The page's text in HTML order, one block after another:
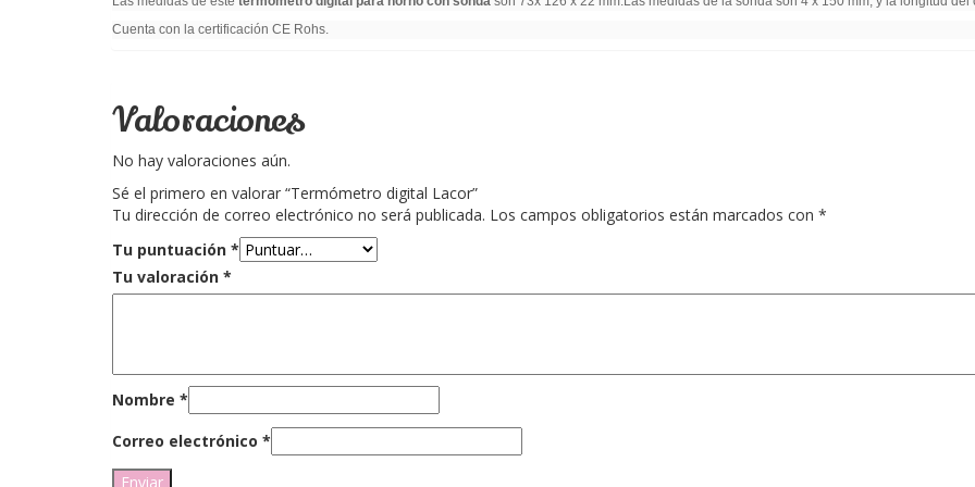
Cuenta con la certificación CE Rohs.
Valoraciones
No hay valoraciones aún.
Sé el primero en valorar “Termómetro digital Lacor”
Tu dirección de correo electrónico no será publicada. Los campos obligatorios están marcados con *
Tu puntuación *
Tu valoración *
Nombre *
Correo electrónico *